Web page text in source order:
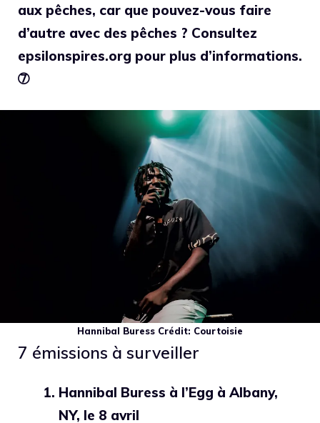
aux pêches, car que pouvez-vous faire
d’autre avec des pêches ? Consultez
epsilonspires.org pour plus d’informations.
➆
Hannibal Buress Crédit: Courtoisie
7 émissions à surveiller
Hannibal Buress à l’Egg à Albany,
NY, le 8 avril